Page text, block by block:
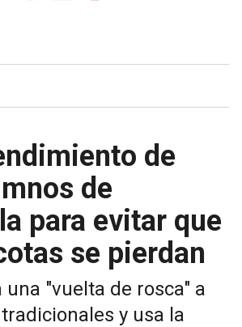
de
de
para evitar que
se pierdan
una "vuelta de rosca" a
y usa la